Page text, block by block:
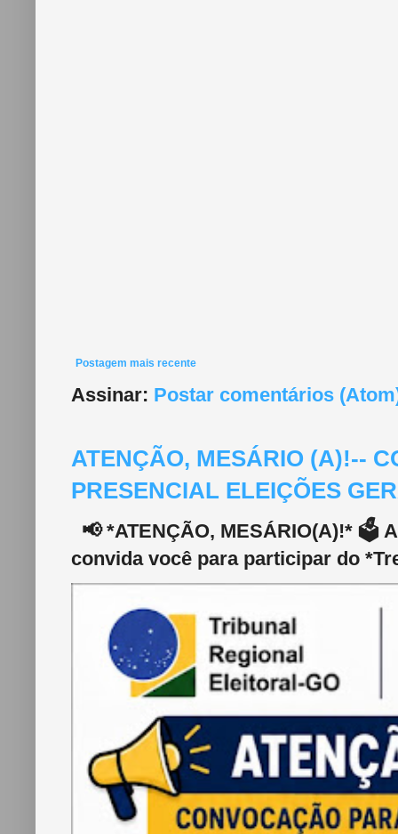
Postagem mais recente
Assinar: Postar comentários
ATENÇÃO, MESÁRIO (A)!--
PRESENCIAL ELEIÇÕES
📢 *ATENÇÃO, MESÁRIO(A)!* 🗳️
convida você para participar do